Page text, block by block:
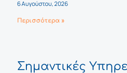
6 Αυγούστου, 2026
Περισσότερα »
Σημαντικές